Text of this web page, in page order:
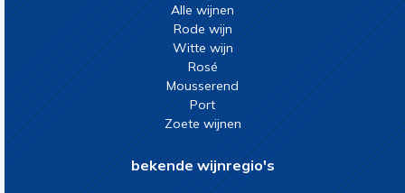
Alle wijnen
Rode wijn
Witte wijn
Rosé
Mousserend
Port
Zoete wijnen
bekende wijnregio's